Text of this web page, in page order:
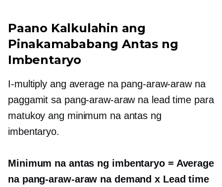
Paano Kalkulahin ang
Pinakamababang Antas ng
Imbentaryo
I-multiply ang average na pang-araw-araw na
paggamit sa pang-araw-araw na lead time para
matukoy ang minimum na antas ng
imbentaryo.
Minimum na antas ng imbentaryo = Average
na pang-araw-araw na demand x Lead time